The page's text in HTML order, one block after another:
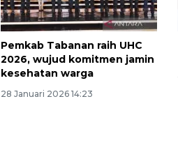
Pemkab Tabanan raih UHC
2026, wujud komitmen jamin
kesehatan warga
28 Januari 2026 14:23
2026-08-